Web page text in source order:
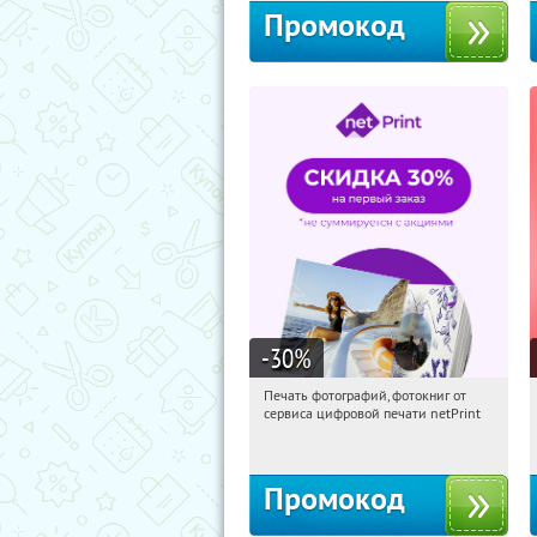
Промокод
-30%
03:14:09 Получили:
Печать фотографий, фотокниг от
сервиса цифровой печати netPrint
Промокод